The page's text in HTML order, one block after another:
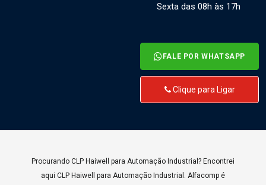
Sexta das 08h às 17h
FALE POR WHATSAPP
Clique para Ligar
Procurando CLP Haiwell para Automação Industrial? Encontrei
aqui CLP Haiwell para Automação Industrial. Alfacomp é